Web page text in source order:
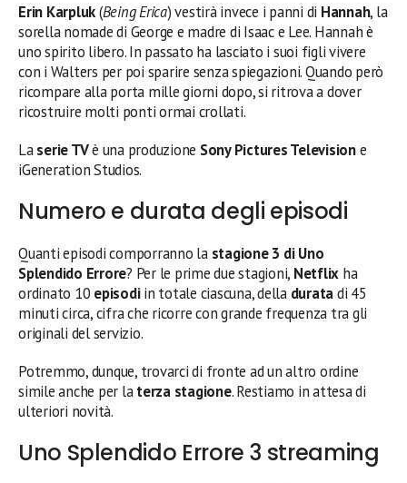
Erin Karpluk(Being Erica) vestirà invece i panni di Hannah, la
sorella nomade di George e madre di Isaac e Lee. Hannah è
uno spirito libero. In passato ha lasciato i suoi figli vivere
con i Walters per poi sparire senza spiegazioni. Quando però
ricompare alla porta mille giorni dopo, si ritrova a dover
ricostruire molti ponti ormai crollati.
Laserie TVè una produzione Sony Pictures Televisione
iGeneration Studios.
Numero e durata degli episodi
Quanti episodi comporranno la stagione 3 di Uno
Splendido Errore? Per le prime due stagioni, Netflix ha
ordinato 10 episodiin totale ciascuna, della duratadi 45
minuti circa, cifra che ricorre con grande frequenza tra gli
originali del servizio.
Potremmo, dunque, trovarci di fronte ad un altro ordine
simile anche per laterza stagione. Restiamo in attesa di
ulteriori novità.
Uno Splendido Errore 3 streaming